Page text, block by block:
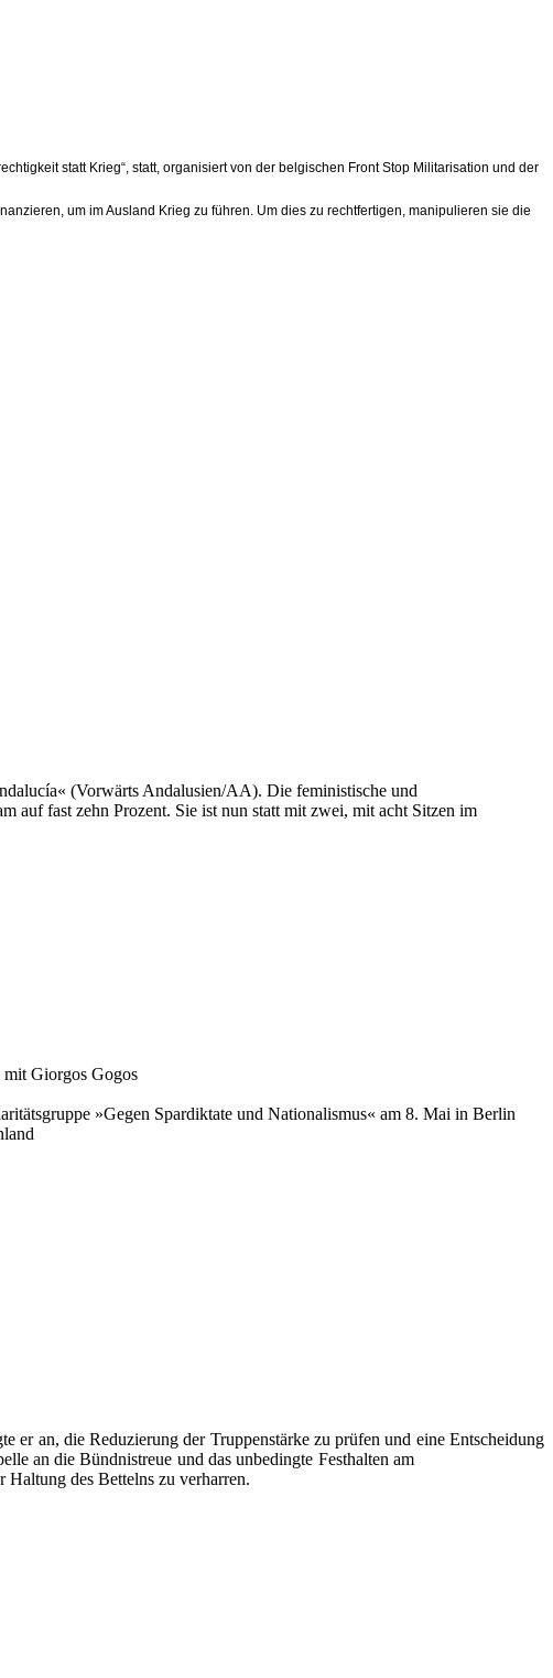
statt Krieg“, statt, organisiert von der belgischen Front Stop Militarisation und der
um im Ausland Krieg zu führen. Um dies zu rechtfertigen, manipulieren sie die
(Vorwärts Andalusien/AA). Die feministische und
auf fast zehn Prozent. Sie ist nun statt mit zwei, mit acht Sitzen im
mit Giorgos Gogos
»Gegen Spardiktate und Nationalismus« am 8. Mai in Berlin
an, die Reduzierung der Truppenstärke zu prüfen und eine Entscheidung
an die Bündnistreue unddas unbedingte Festhalten am
Haltung des Bettelns zu verharren.